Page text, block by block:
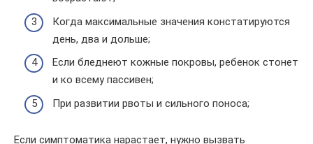
Когда максимальные значения констатируются
день, два и дольше;
Если бледнеют кожные покровы, ребенок стонет
и ко всему пассивен;
При развитии рвоты и сильного поноса;
Если симптоматика нарастает, нужно вызвать